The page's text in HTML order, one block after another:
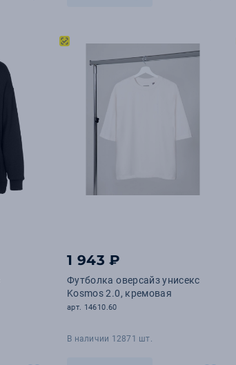
1 943 ₽
Футболка оверсайз унисекс
Kosmos 2.0, кремовая
арт. 14610.60
В наличии 12871 шт.